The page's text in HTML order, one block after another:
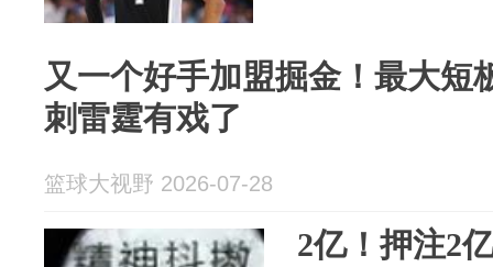
又一个好手加盟掘金！最大短
刺雷霆有戏了
篮球大视野 2026-07-28
2亿！押注2